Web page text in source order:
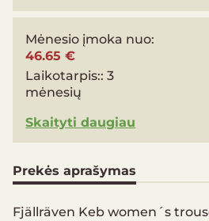
Mėnesio įmoka nuo:
46.65 €
Laikotarpis::3
mėnesių
Skaityti daugiau
Prekės aprašymas
Fjällräven Keb women´s